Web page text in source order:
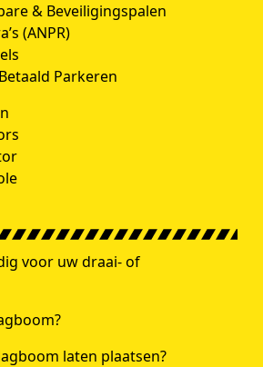
& Beveiligingspalen
(ANPR)
Parkeren
voor uw draai- of
laten plaatsen?